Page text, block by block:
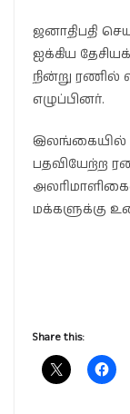
ஜனாதிபதி
ஐக்கிய
நின்று ரணில்
எழுப்பினர்.
இலங்கையில்
பதவியேற்ற
மக்களுக்கு
Share this: